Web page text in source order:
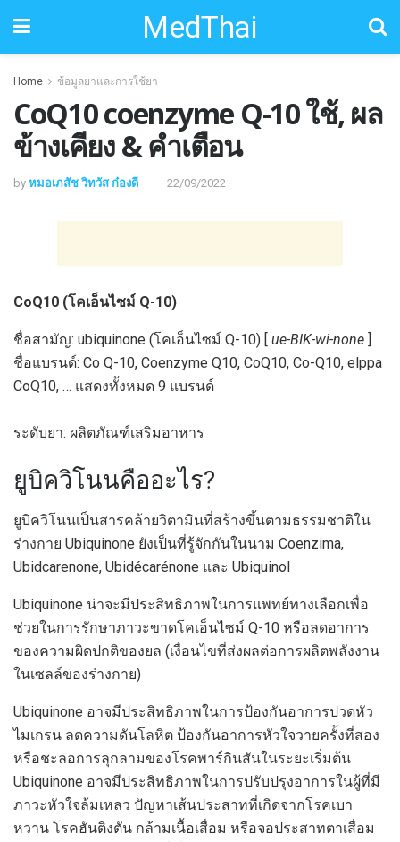
MedThai
Home ข้อมูลยาและการใช้ยา
CoQ10 coenzyme Q-10 ใช้, ผล
ข้างเคียง & คำเตือน
by หมอเภสัช วิทวัส ก๋องดี 22/09/2022
CoQ10 (โคเอ็นไซม์ Q-10)
ชื่อสามัญ: ubiquinone (โคเอ็นไซม์ Q-10) [ ue-BIK-wi-none ]
ชื่อแบรนด์: Co Q-10, Coenzyme Q10, CoQ10, Co-Q10, elppa
CoQ10, … แสดงทั้งหมด 9 แบรนด์
ระดับยา: ผลิตภัณฑ์เสริมอาหาร
ยูบิควิโนนคืออะไร?
ยูบิควิโนนเป็นสารคล้ายวิตามินที่สร้างขึ้นตามธรรมชาติใน
ร่างกาย Ubiquinone ยังเป็นที่รู้จักกันในนาม Coenzima,
Ubidcarenone, Ubidécarénone และ Ubiquinol
Ubiquinone น่าจะมีประสิทธิภาพในการแพทย์ทางเลือกเพื่อ
ช่วยในการรักษาภาวะขาดโคเอ็นไซม์ Q-10 หรือลดอาการ
ของความผิดปกติของยล (เงื่อนไขที่ส่งผลต่อการผลิตพลังงาน
ในเซลล์ของร่างกาย)
Ubiquinone อาจมีประสิทธิภาพในการป้องกันอาการปวดหัว
ไมเกรน ลดความดันโลหิต ป้องกันอาการหัวใจวายครั้งที่สอง
หรือชะลอการลุกลามของโรคพาร์กินสันในระยะเริ่มต้น
Ubiquinone อาจมีประสิทธิภาพในการปรับปรุงอาการในผู้ที่มี
ภาวะหัวใจล้มเหลว ปัญหาเส้นประสาทที่เกิดจากโรคเบา
หวาน โรคฮันติงตัน กล้ามเนื้อเสื่อม หรือจอประสาทตาเสื่อม